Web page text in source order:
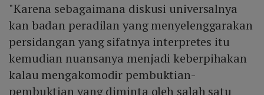
"Karena sebagaimana diskusi universalnya
kan badan peradilan yang menyelenggarakan
persidangan yang sifatnya interpretes itu
kemudian nuansanya menjadi keberpihakan
kalau mengakomodir pembuktian-
pembuktian yang diminta oleh salah satu